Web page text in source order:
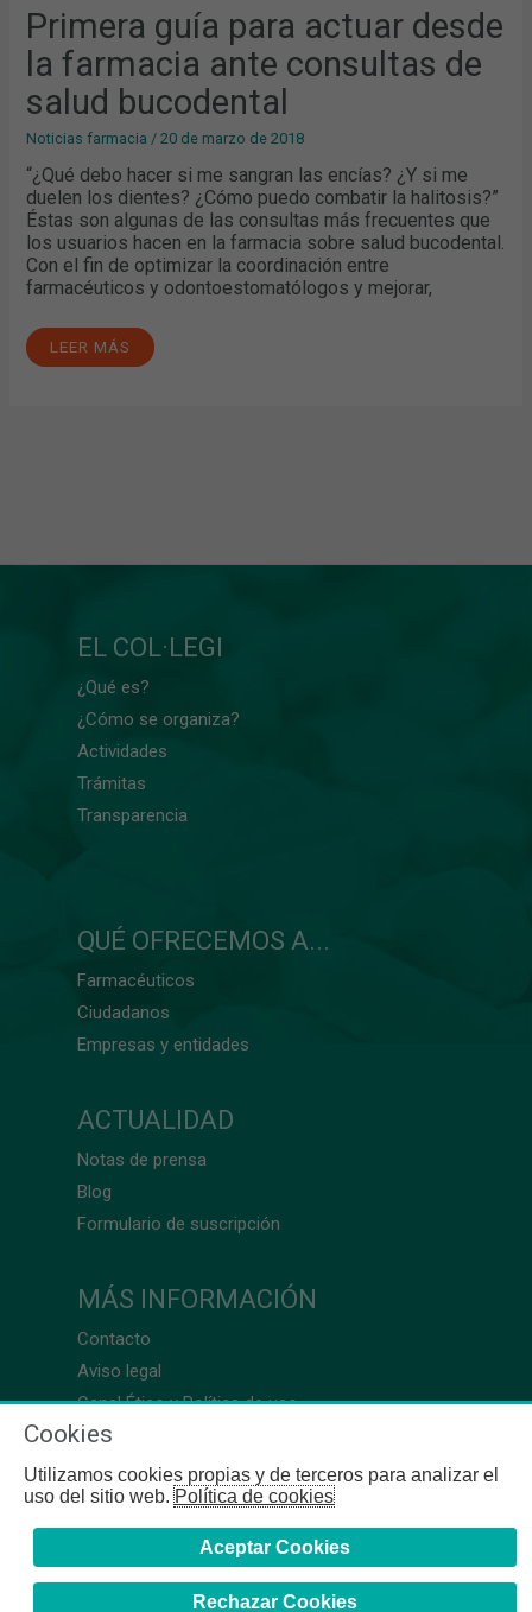
Primera guía para actuar desde
la farmacia ante consultas de
salud bucodental
Noticias farmacia /20 de marzo de 2018
“¿Qué debo hacer si me sangran las encías? ¿Y si me
duelen los dientes? ¿Cómo puedo combatir la halitosis?”
Éstas son algunas de las consultas más frecuentes que
los usuarios hacen en la farmacia sobre salud bucodental.
Con el fin de optimizar la coordinación entre
farmacéuticos y odontoestomatólogos y mejorar,
CONSULTAS
DE
SALUD
BUCODENTAL
LEER MÁS
EL COL·LEGI
¿Qué es?
¿Cómo se organiza?
Actividades
Trámitas
Transparencia
QUÉ OFRECEMOS A...
Farmacéuticos
Ciudadanos
Empresas y entidades
ACTUALIDAD
Notas de prensa
Blog
Formulario de suscripción
MÁS INFORMACIÓN
Contacto
Aviso legal
Canal Ético y Política de uso
Cookies
Utilizamos cookies propias y de terceros para analizar el
uso del sitio web.Política de cookies
Aceptar Cookies
Rechazar Cookies